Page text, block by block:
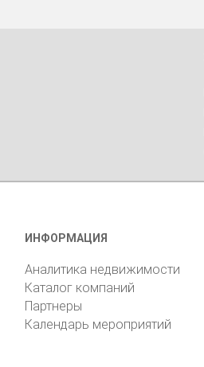
ИНФОРМАЦИЯ
Аналитика недвижимости
Каталог компаний
Партнеры
Календарь мероприятий